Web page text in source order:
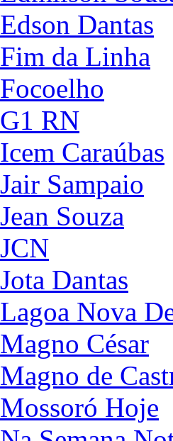
Edson Dantas
Fim da Linha
Focoelho
G1 RN
Icem Caraúbas
Jair Sampaio
Jean Souza
JCN
Jota Dantas
Lagoa Nova
Magno César
Magno de
Mossoró Hoje